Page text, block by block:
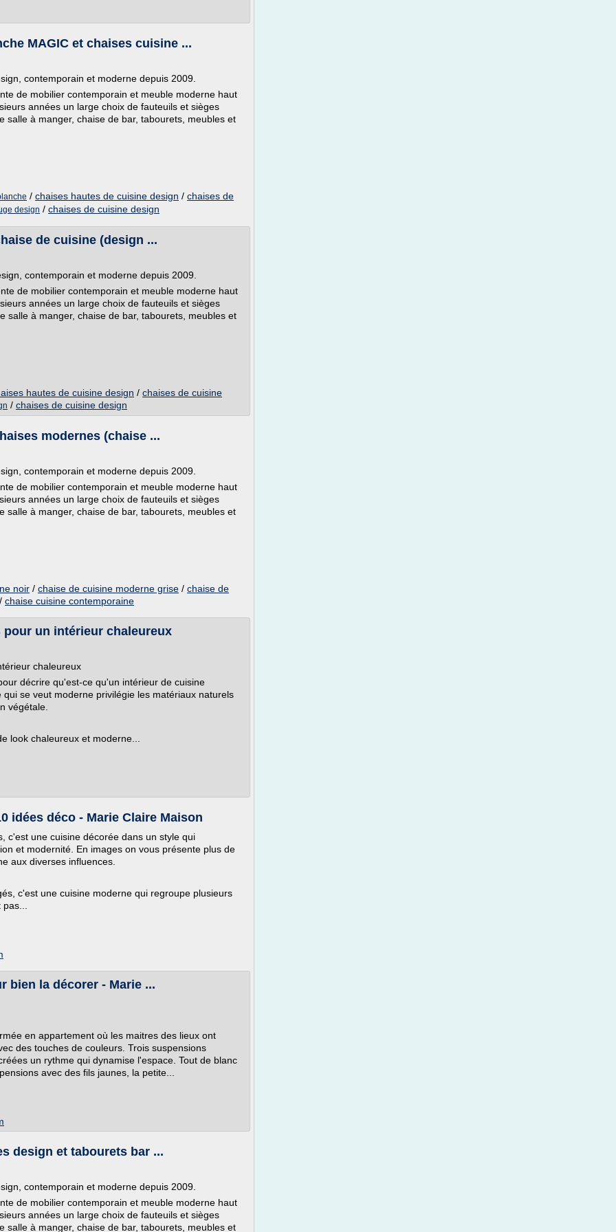
MAGIC et chaises cuisine ...
contemporain et moderne depuis 2009.
de mobilier contemporain et meuble moderne haut
années un large choix de fauteuils et sièges
salle à manger, chaise de bar, tabourets, meubles et
/ chaises hautes de cuisine design / chaises de
design / chaises de cuisine design
de cuisine (design ...
contemporain et moderne depuis 2009.
de mobilier contemporain et meuble moderne haut
années un large choix de fauteuils et sièges
salle à manger, chaise de bar, tabourets, meubles et
hautes de cuisine design / chaises de cuisine
/ chaises de cuisine design
modernes (chaise ...
contemporain et moderne depuis 2009.
de mobilier contemporain et meuble moderne haut
années un large choix de fauteuils et sièges
salle à manger, chaise de bar, tabourets, meubles et
noir / chaise de cuisine moderne grise / chaise de
chaise cuisine contemporaine
un intérieur chaleureux
chaleureux
décrire qu'est-ce qu'un intérieur de cuisine
se veut moderne privilégie les matériaux naturels
végétale.
look chaleureux et moderne...
idées déco - Marie Claire Maison
c'est une cuisine décorée dans un style qui
et modernité. En images on vous présente plus de
aux diverses influences.
c'est une cuisine moderne qui regroupe plusieurs
bien la décorer - Marie ...
en appartement où les maitres des lieux ont
des touches de couleurs. Trois suspensions
un rythme qui dynamise l'espace. Tout de blanc
avec des fils jaunes, la petite...
design et tabourets bar ...
contemporain et moderne depuis 2009.
de mobilier contemporain et meuble moderne haut
années un large choix de fauteuils et sièges
salle à manger, chaise de bar, tabourets, meubles et